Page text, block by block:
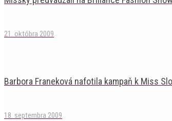
21. októbra 2009
Barbora Franeková nafotila kampaň k Miss
18. septembra 2009